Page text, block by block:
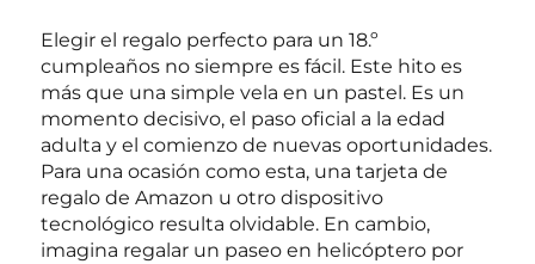
Elegir el regalo perfecto para un 18.º
cumpleaños no siempre es fácil. Este hito es
más que una simple vela en un pastel. Es un
momento decisivo, el paso oficial a la edad
adulta y el comienzo de nuevas oportunidades.
Para una ocasión como esta, una tarjeta de
regalo de Amazon u otro dispositivo
tecnológico resulta olvidable. En cambio,
imagina regalar un paseo en helicóptero por